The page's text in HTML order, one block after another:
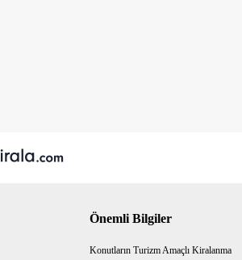
Önemli Bilgiler
Konutların Turizm Amaçlı Kiralanma